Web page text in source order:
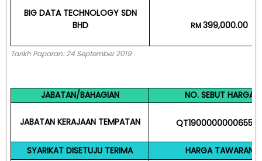
BIG DATA TECHNOLOGY SDN
BHD
RM399,000.00
Tarikh Paparan: 24 September 2019
JABATAN/BAHAGIAN NO. SEBUT HARGA
JABATAN KERAJAAN TEMPATAN
SYARIKAT DISETUJU TERIMA HARGA TAWARAN